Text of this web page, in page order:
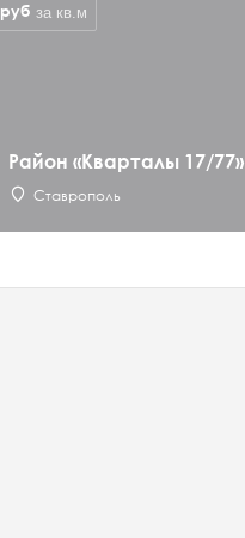
Район «Кварталы 17/77»
Ставрополь
руб за кв.м